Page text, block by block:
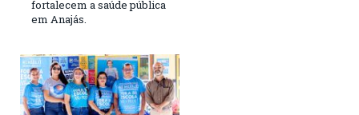
fortalecem a saúde pública
em Anajás.